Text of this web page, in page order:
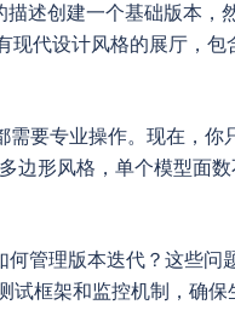
述创建一个基础版本，
现代设计风格的展厅，包
要专业操作。现在，你
边形风格，单个模型面数
何管理版本迭代？这些问
试框架和监控机制，确